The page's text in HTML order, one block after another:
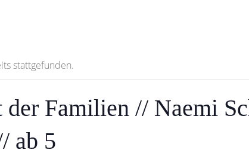
stattgefunden.
der Familien // Naemi
ab 5